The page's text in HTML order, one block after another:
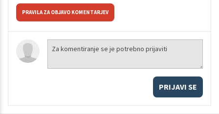
PRAVILA ZA OBJAVO KOMENTARJEV
PRIJAVI SE